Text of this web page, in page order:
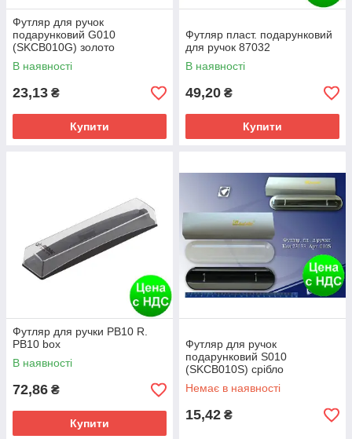
Футляр для ручок
подарунковий G010
(SKCB010G) золото
В наявності
23,13 ₴
Купити
Футляр пласт. подарунковий
для ручок 87032
В наявності
49,20 ₴
Купити
Футляр для ручки PB10 R.
PB10 box
В наявності
72,86 ₴
Купити
Футляр для ручок
подарунковий S010
(SKCB010S) срібло
Немає в наявності
15,42 ₴